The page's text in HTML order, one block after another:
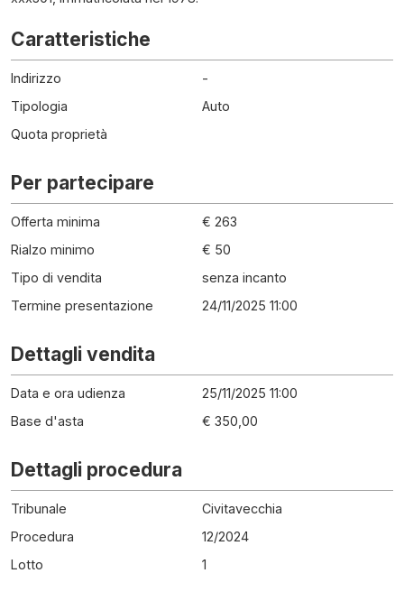
Caratteristiche
Indirizzo
-
Tipologia
Auto
Quota proprietà
Per partecipare
Offerta minima
€ 263
Rialzo minimo
€ 50
Tipo di vendita
senza incanto
Termine presentazione
24/11/2025 11:00
Dettagli vendita
Data e ora udienza
25/11/2025 11:00
Base d'asta
€ 350,00
Dettagli procedura
Tribunale
Civitavecchia
Procedura
12/2024
Lotto
1